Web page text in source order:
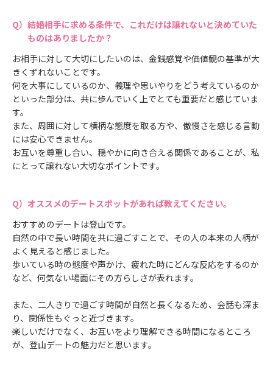
結婚相手に求める条件で、これだけは譲れないと決めていた
ものはありましたか？
お相手に対して大切にしたいのは、金銭感覚や価値観の基準が大
きくずれないことです。
何を大事にしているのか、義理や思いやりをどう考えているのか
といった部分は、共に歩んでいく上でとても重要だと感じていま
す。
また、周囲に対して横柄な態度を取る方や、傲慢さを感じる言動
には安心できません。
お互いを尊重し合い、穏やかに向き合える関係であることが、私
にとって譲れない大切なポイントです。
オススメのデートスポットがあれば教えてください。
おすすめのデートは登山です。
自然の中で長い時間を共に過ごすことで、その人の本来の人柄が
よく見えると感じました。
歩いている時の態度や声かけ、疲れた時にどんな反応をするのか
など、何気ない場面にその方らしさが表れます。
また、二人きりで過ごす時間が自然と長くなるため、会話も深ま
り、関係性もぐっと近づきます。
楽しいだけでなく、お互いをより理解できる時間になるところ
が、登山デートの魅力だと思います。